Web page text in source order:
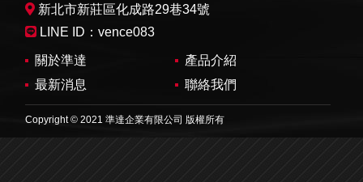
新北市新莊區化成路29巷34號
LINE ID： vence083
關於準達
產品介紹
最新消息
聯絡我們
Copyright © 2021 準達企業有限公司 版權所有